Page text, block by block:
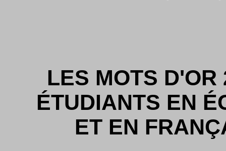
LES MOTS D'OR
ÉTUDIANTS EN
ET EN